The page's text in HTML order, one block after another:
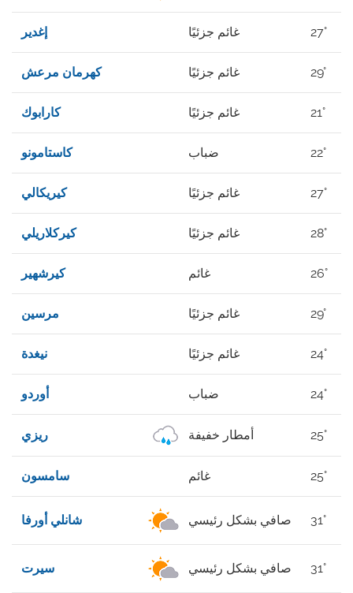
إغدير غائم جزئيًا 27°
كهرمان مرعش غائم جزئيًا 29°
كارابوك غائم جزئيًا 21°
كاستامونو ضباب 22°
كيريكالي غائم جزئيًا 27°
كيركلاريلي غائم جزئيًا 28°
كيرشهير غائم 26°
مرسين غائم جزئيًا 29°
نيغدة غائم جزئيًا 24°
أوردو ضباب 24°
ريزي أمطار خفيفة 25°
سامسون غائم 25°
شانلي أورفا صافي بشكل رئيسي 31°
سيرت صافي بشكل رئيسي 31°